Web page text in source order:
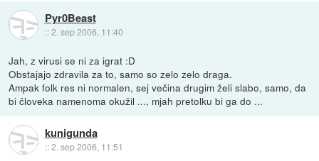
Pyr0Beast
::2. sep 2006, 11:40
Jah, z virusi se ni za igrat :D
Obstajajo zdravila za to, samo so zelo zelo draga.
Ampak folk res ni normalen, sej večina drugim želi slabo, samo, da
bi človeka namenoma okužil ..., mjah pretolku bi ga do ...
kunigunda
::2. sep 2006, 11:51